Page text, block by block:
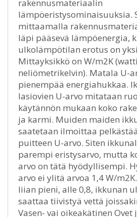
rakennusmateriaalin
lämpöeristysominaisuuksia.
mittaamalla
läpi pääsevä lämpöenergia,
ulkolämpötilan erotus on
Mittayksikkö on W/m2K
neliömetrikelvin). Matala U-
pienempää energiahukkaa.
lasiovien U-arvo mitataan
käytännön mukaan koko
ja karmi. Muiden maiden
saatetaan ilmoittaa
puitteen U-arvo. Siten
parempi eristysarvo, mutta
arvo on tätä hyödyllisempi.
arvo ei ylitä arvoa 1,4 W/
liian pieni, alle 0,8, ikkunan
saattaa tiivistyä vettä
Vasen- vai oikeakätinen